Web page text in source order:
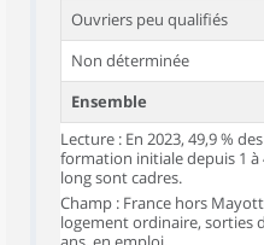
Ouvriers peu qualifiés
Non déterminée
Ensemble
Lecture : En 2023, 49,9 %
formation initiale depuis 1
long sont cadres.
Champ : France hors
logement ordinaire, sorties